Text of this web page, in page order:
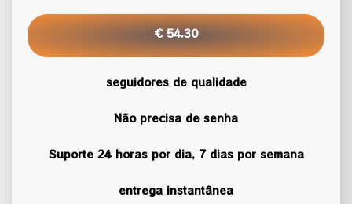
€ 54.30
seguidores de qualidade
Não precisa de senha
Suporte 24 horas por dia, 7 dias por semana
entrega instantânea